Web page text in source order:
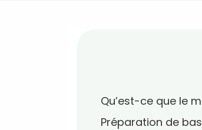
Qu’est-ce que le
Préparation de